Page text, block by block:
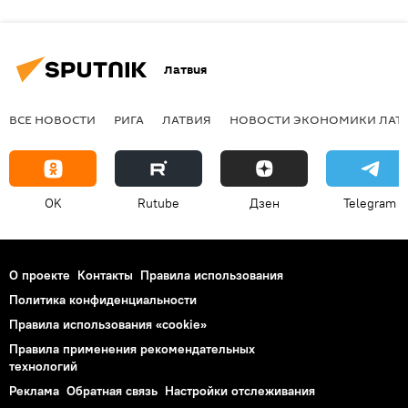
Латвия
ВСЕ НОВОСТИ РИГА ЛАТВИЯ НОВОСТИ ЭКОНОМИКИ
OK Rutube Дзен Telegram
О проекте Контакты Правила использования
Политика конфиденциальности
Правила использования «cookie»
Правила применения рекомендательных
технологий
Реклама Обратная связь Настройки отслеживания